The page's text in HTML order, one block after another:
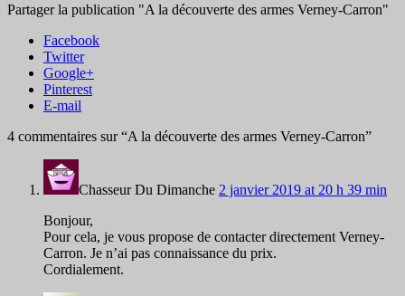
Partager la publication "A la découverte des armes Verney-Carron"
Facebook
Twitter
Google+
Pinterest
E-mail
4 commentaires sur “A la découverte des armes Verney-Carron”
Chasseur Du Dimanche 2 janvier 2019 at 20 h 39 min
Bonjour,
Pour cela, je vous propose de contacter directement Verney-
Carron. Je n’ai pas connaissance du prix.
Cordialement.